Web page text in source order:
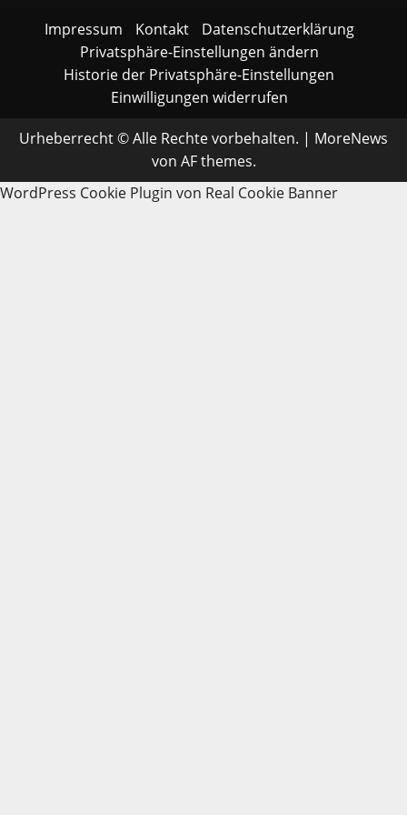
Impressum Kontakt
Datenschutzerklärung
Privatsphäre-Einstellungen ändern
Historie der Privatsphäre-Einstellungen
Einwilligungen widerrufen
Urheberrecht © Alle Rechte vorbehalten. | MoreNews
von AF themes.
WordPress Cookie Plugin von Real Cookie Banner